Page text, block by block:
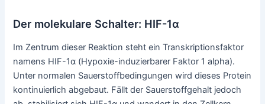
Der molekulare Schalter: HIF-1α
Im Zentrum dieser Reaktion steht ein Transkriptionsfaktor
namens HIF-1α (Hypoxie-induzierbarer Faktor 1 alpha).
Unter normalen Sauerstoffbedingungen wird dieses Protein
kontinuierlich abgebaut. Fällt der Sauerstoffgehalt jedoch